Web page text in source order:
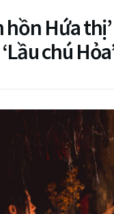
hồn Hứa
chú